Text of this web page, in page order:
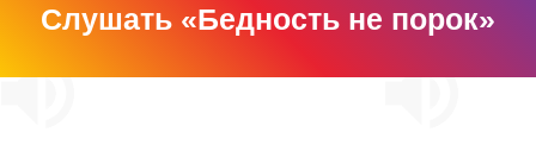
Слушать «Бедность не порок»